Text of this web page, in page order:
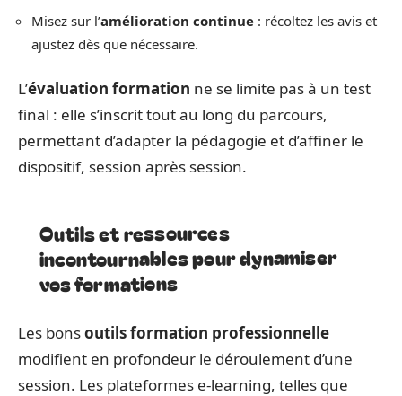
Misez sur l’amélioration continue : récoltez les avis et
ajustez dès que nécessaire.
L’évaluation formation ne se limite pas à un test
final : elle s’inscrit tout au long du parcours,
permettant d’adapter la pédagogie et d’affiner le
dispositif, session après session.
Outils et ressources
incontournables pour dynamiser
vos formations
Les bonsoutils formation professionnelle
modifient en profondeur le déroulement d’une
session. Les plateformes e-learning, telles que